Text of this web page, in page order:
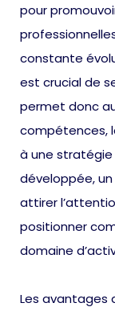
pour
constante
est crucial de
permet donc
compétences,
à une
développée,
attirer
positionner
domaine
Les avantages